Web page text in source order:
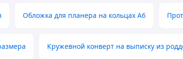
Обложка для планера на кольцах А6
Кружевной конверт на выписку из